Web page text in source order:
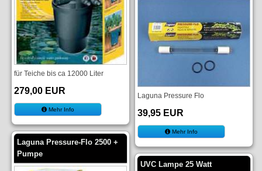
für Teiche bis ca 12000 Liter
279,00 EUR
Mehr Info
Laguna Pressure-Flo 2500 +
Pumpe
Laguna Pressure Flo
39,95 EUR
Mehr Info
UVC Lampe 25 Watt